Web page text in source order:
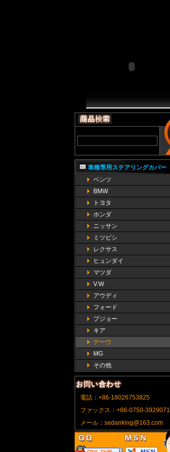
車種専用ステアリングカバー
ベンツ
BMW
トヨタ
ホンダ
ニッサン
ミツビシ
レクサス
ヒュンダイ
マツダ
V.W
アウディ
フォード
プジョー
キア
デーウ
MG
その他
電話：+86-18026753825
ファックス：+86-0750-3929071
メール：sedanking@163.com